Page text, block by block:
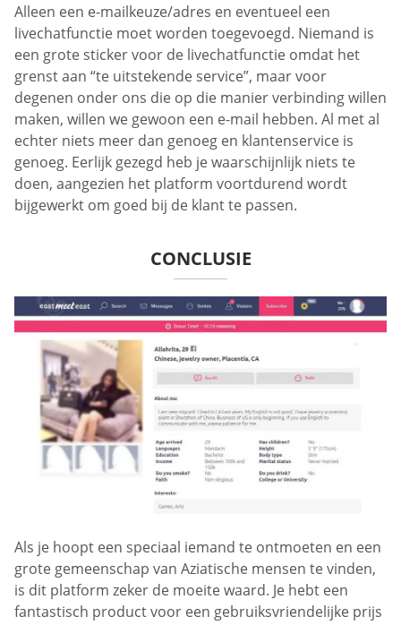
Alleen een e-mailkeuze/adres en eventueel een
livechatfunctie moet worden toegevoegd. Niemand is
een grote sticker voor de livechatfunctie omdat het
grenst aan “te uitstekende service”, maar voor
degenen onder ons die op die manier verbinding willen
maken, willen we gewoon een e-mail hebben. Al met al
echter niets meer dan genoeg en klantenservice is
genoeg. Eerlijk gezegd heb je waarschijnlijk niets te
doen, aangezien het platform voortdurend wordt
bijgewerkt om goed bij de klant te passen.
CONCLUSIE
Als je hoopt een speciaal iemand te ontmoeten en een
grote gemeenschap van Aziatische mensen te vinden,
is dit platform zeker de moeite waard. Je hebt een
fantastisch product voor een gebruiksvriendelijke prijs